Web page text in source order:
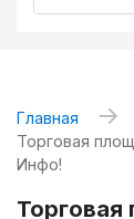
Главная →
Торговая
Инфо!